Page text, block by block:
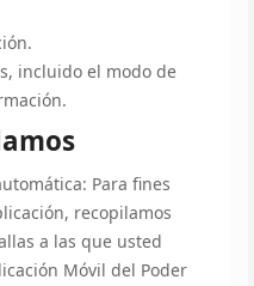
incluido el modo de
Para fines
recopilamos
a las que usted
Móvil del Poder